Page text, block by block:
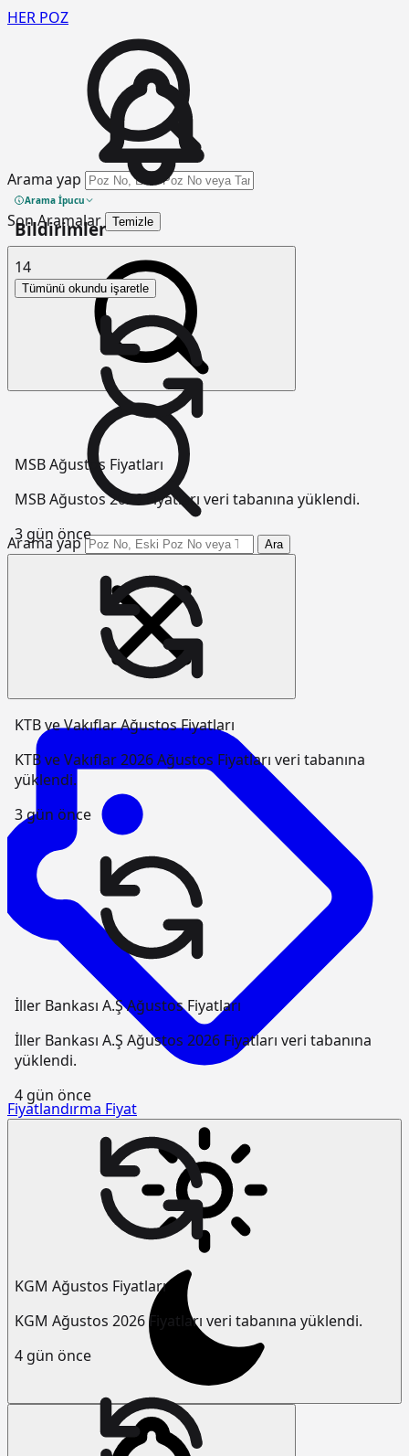
HER POZ
Arama yap
Arama İpucu
Son Aramalar Temizle
Arama yap Ara
Fiyatlandırma Fiyat
Bildirimler
14
Tümünü okundu işaretle
MSB Ağustos Fiyatları
MSB Ağustos 2026 Fiyatları veri tabanına yüklendi.
3 gün önce
KTB ve Vakıflar Ağustos Fiyatları
KTB ve Vakıflar 2026 Ağustos Fiyatları veri tabanına
yüklendi.
3 gün önce
İller Bankası A.Ş Ağustos Fiyatları
İller Bankası A.Ş Ağustos 2026 Fiyatları veri tabanına
yüklendi.
4 gün önce
KGM Ağustos Fiyatları
KGM Ağustos 2026 Fiyatları veri tabanına yüklendi.
4 gün önce